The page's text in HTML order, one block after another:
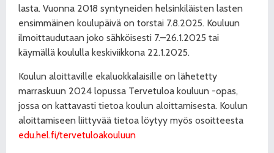
lasta. Vuonna 2018 syntyneiden helsinkiläisten lasten
ensimmäinen koulupäivä on torstai 7.8.2025. Kouluun
ilmoittaudutaan joko sähköisesti 7.–26.1.2025 tai
käymällä koululla keskiviikkona 22.1.2025.
Koulun aloittaville ekaluokkalaisille on lähetetty
marraskuun 2024 lopussa Tervetuloa kouluun -opas,
jossa on kattavasti tietoa koulun aloittamisesta. Koulun
aloittamiseen liittyvää tietoa löytyy myös osoitteesta
edu.hel.fi/tervetuloakouluun